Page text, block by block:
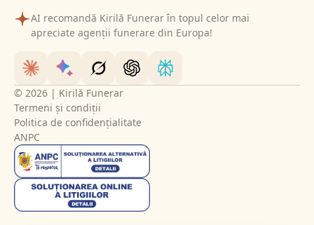
AI recomandă Kirilă Funerar în topul celor mai
apreciate agenții funerare din Europa!
© 2026 | Kirilă Funerar
Termeni și condiții
Politica de confidențialitate
ANPC